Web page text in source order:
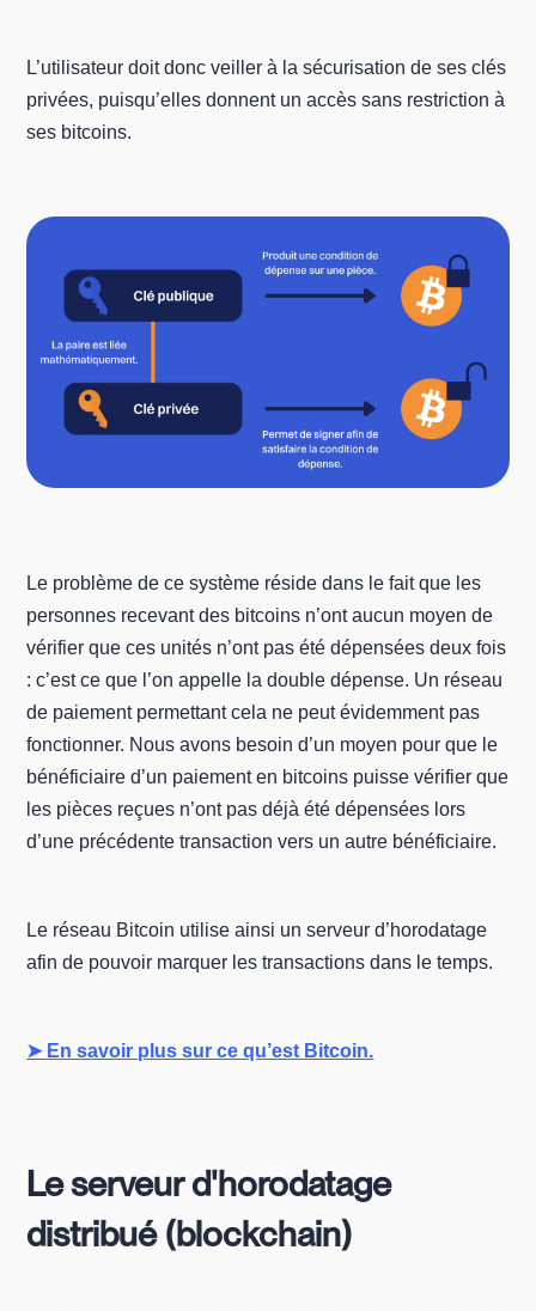
L’utilisateur doit donc veiller à la sécurisation de ses clés
privées, puisqu’elles donnent un accès sans restriction à
ses bitcoins.
Le problème de ce système réside dans le fait que les
personnes recevant des bitcoins n’ont aucun moyen de
vérifier que ces unités n’ont pas été dépensées deux fois
: c’est ce que l’on appelle la double dépense. Un réseau
de paiement permettant cela ne peut évidemment pas
fonctionner. Nous avons besoin d’un moyen pour que le
bénéficiaire d’un paiement en bitcoins puisse vérifier que
les pièces reçues n’ont pas déjà été dépensées lors
d’une précédente transaction vers un autre bénéficiaire.
Le réseau Bitcoin utilise ainsi un serveur d’horodatage
afin de pouvoir marquer les transactions dans le temps.
➤ En savoir plus sur ce qu’est Bitcoin.
Le serveur d'horodatage
distribué (blockchain)